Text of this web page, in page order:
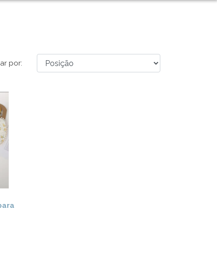
por: